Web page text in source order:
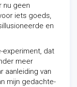
nu geen
iets goeds,
en
experiment, dat
meer
aanleiding van
mijn gedachte-